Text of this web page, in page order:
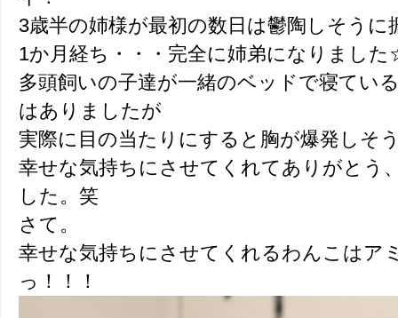
3歳半の姉様が最初の数日は鬱陶しそう
1か月経ち・・・完全に姉弟になりまし
多頭飼いの子達が一緒のベッドで寝てい
はありましたが
実際に目の当たりにすると胸が爆発しそ
幸せな気持ちにさせてくれてありがとう
した。笑
さて。
幸せな気持ちにさせてくれるわんこはア
っ！！！